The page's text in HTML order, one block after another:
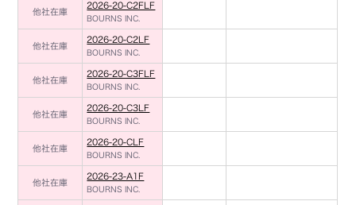
他社在庫
2026-20-C2FLF
BOURNS INC.
他社在庫
2026-20-C2LF
BOURNS INC.
他社在庫
2026-20-C3FLF
BOURNS INC.
他社在庫
2026-20-C3LF
BOURNS INC.
他社在庫
2026-20-CLF
BOURNS INC.
他社在庫
2026-23-A1F
BOURNS INC.